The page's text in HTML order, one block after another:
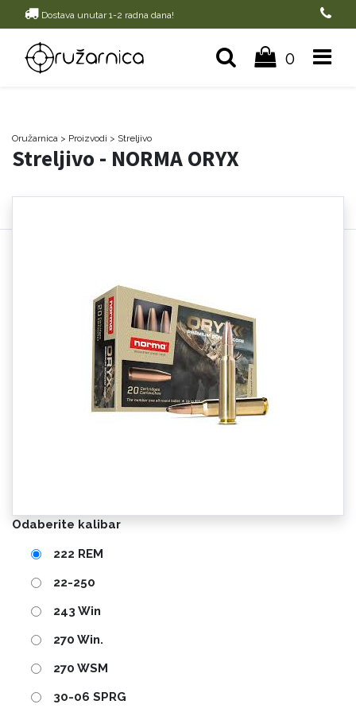
Dostava unutar 1-2 radna dana!
0
Oružarnica > Proizvodi > Streljivo
Streljivo - NORMA ORYX
Odaberite kalibar
222 REM
22-250
243 Win
270 Win.
270 WSM
30-06 SPRG